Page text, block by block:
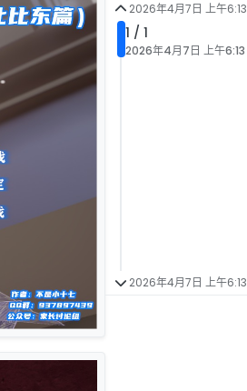
2026年4月7日 上午6:13
1 / 1
2026年4月7日 上午6:13
2026年4月7日 上午6:13